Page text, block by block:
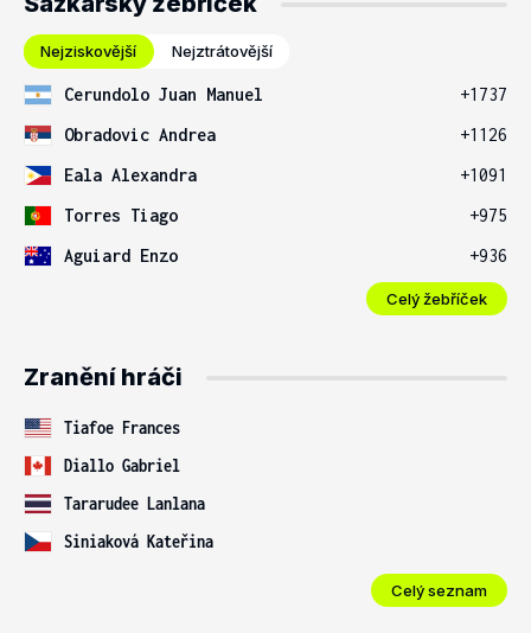
Nejziskovější Nejztrátovější
Cerundolo Juan Manuel
+1737
Obradovic Andrea
+1126
Eala Alexandra
+1091
Torres Tiago
+975
Aguiard Enzo
+936
Celý žebříček
Zranění hráči
Tiafoe Frances
Diallo Gabriel
Tararudee Lanlana
Siniaková Kateřina
Celý seznam